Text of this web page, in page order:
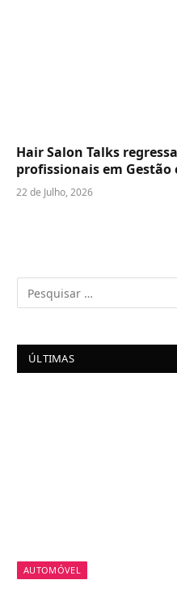
Hair Salon Talks
profissionais em
22 de Julho, 2026
ÚLTIMAS
AUTOMÓVEL